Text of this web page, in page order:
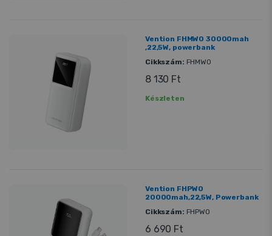
Vention FHMW0 30000mah
,22,5W, powerbank
Cikkszám: FHMW0
8 130 Ft
Készleten
Vention FHPW0
20000mah,22,5W, Powerbank
Cikkszám: FHPW0
6 690 Ft